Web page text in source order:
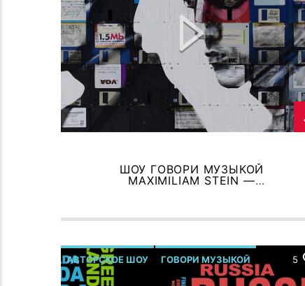
ШОУ ГОВОРИ МУЗЫКОЙ
MAXIMILIAM STEIN —
АВТОРСКОЕ ШОУ ГОВОРИ МУЗЫКОЙ 5